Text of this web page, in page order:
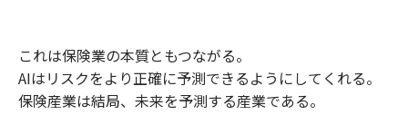
これは保険業の本質ともつながる。
AIはリスクをより正確に予測できるようにしてくれる。
保険産業は結局、未来を予測する産業である。